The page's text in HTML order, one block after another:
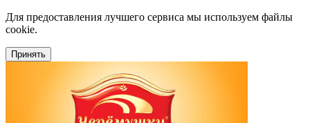
Для предоставления лучшего сервиса мы используем файлы
cookie.
Принять